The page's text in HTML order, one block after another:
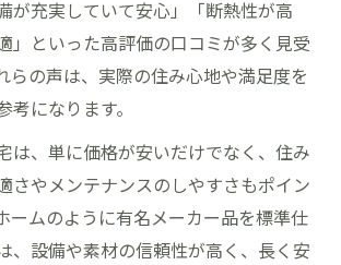
が充実していて安心」「断熱性が高
」といった高評価の口コミが多く見受
らの声は、実際の住み心地や満足度を
になります。
は、単に価格が安いだけでなく、住み
さやメンテナンスのしやすさもポイン
ームのように有名メーカー品を標準仕
、設備や素材の信頼性が高く、長く安